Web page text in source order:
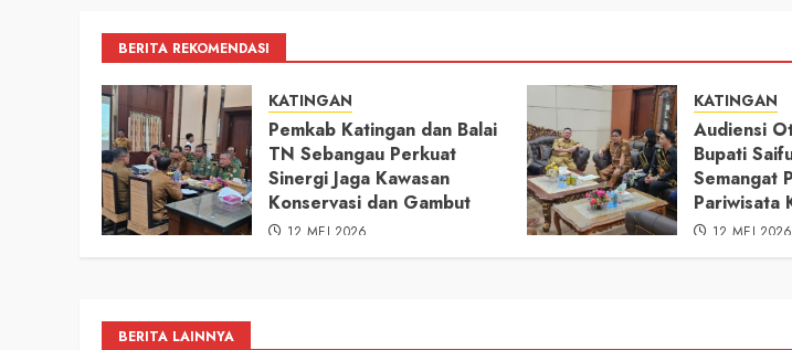
BERITA REKOMENDASI
KATINGAN
Pemkab Katingan dan Balai
TN Sebangau Perkuat
Sinergi Jaga Kawasan
Konservasi dan Gambut
12 MEI 2026
KATINGAN
Audiensi
Bupati
Semangat
Pariwisata
12 MEI 2026
BERITA LAINNYA